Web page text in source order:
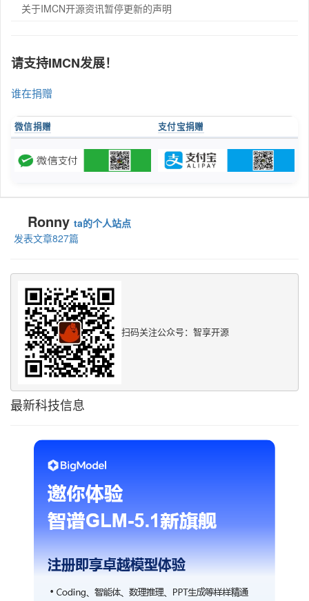
关于IMCN开源资讯暂停更新的声明
请支持IMCN发展！
谁在捐赠
微信捐赠 支付宝捐赠
Ronny ta的个人站点
发表文章827篇
扫码关注公众号：智享开源
最新科技信息